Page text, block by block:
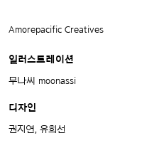
Amorepacific Creatives
일러스트레이션
무나씨 moonassi
디자인
권지연, 유희선